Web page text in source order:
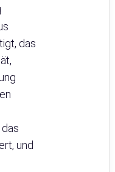
das
und